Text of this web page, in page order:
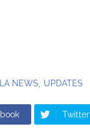
NEWS UPDATES
Twitter